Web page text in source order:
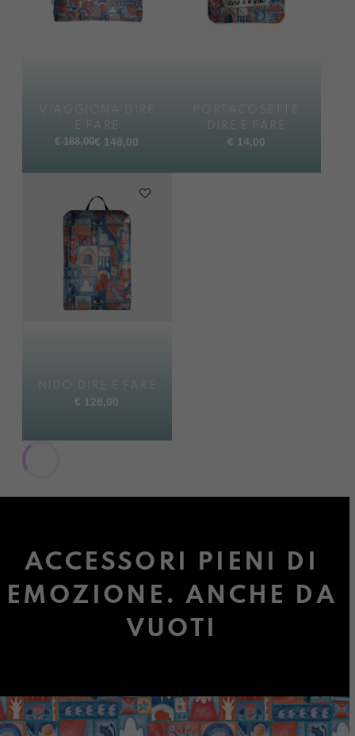
VIAGGIONA DIRE
E FARE
€188,00
Il
originale
€ 188,00.
€ 148,00
Il
attuale
€ 148,00.
PORTACOSETTE
DIRE E FARE
€ 14,00
NIDO DIRE E FARE
€ 128,00
ACCESSORI PIENI DI
EMOZIONE. ANCHE DA
VUOTI